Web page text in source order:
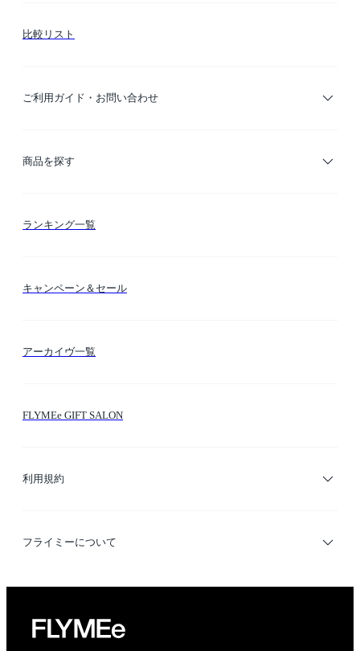
比較リスト
ご利用ガイド・お問い合わせ
ご利用ガイド
商品を探す
カテゴリー検索
ランキング一覧
キャンペーン＆セール
アーカイヴ一覧
FLYMEe GIFT SALON
利用規約
利用規約
フライミーについて